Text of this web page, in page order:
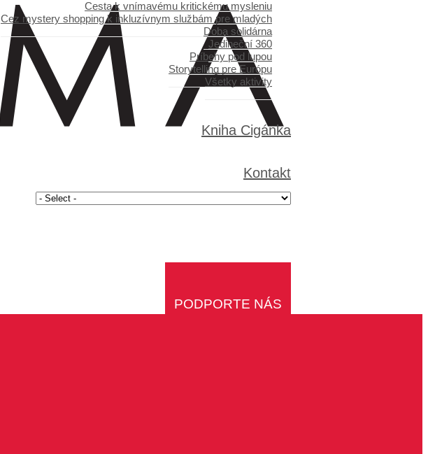
Cesta k vnímavému kritickému mysleniu
Cez mystery shopping k inkluzívnym službám pre mladých
Doba solidárna
Jedineční 360
Príbehy pod lupou
Storytelling pre Európu
Všetky aktivity
Kniha Cigánka
Kontakt
PODPORTE NÁS